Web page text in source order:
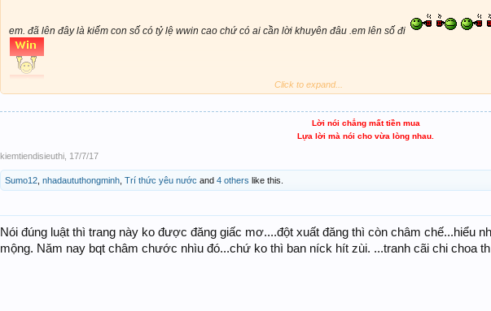
em. đã lên đây là kiếm con số có tỷ lệ wwin cao chứ có ai cần lời khuyên đâu .em lên số đi
Click to expand...
Lời nói chẳng mất tiền mua
Lựa lời mà nói cho vừa lòng nhau.
kiemtiendisieuthi 17/7/17
Sumo12 nhadaututhongminh Trí thức yêu nước and 4 others like this.
Nói đúng luật thì trang này ko được đăng giấc mơ....đột xuất đăng thì còn châm chế...hiểu
mộng. Năm nay bqt châm chước nhìu đó...chứ ko thì ban níck hít zùi. ...tranh cãi chi choa